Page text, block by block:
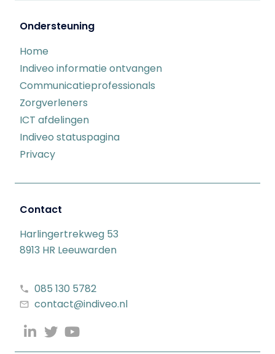
Ondersteuning
Home
Indiveo informatie ontvangen
Communicatieprofessionals
Zorgverleners
ICT afdelingen
Indiveo statuspagina
Privacy
Contact
Harlingertrekweg 53
8913 HR Leeuwarden
085 130 5782
contact@indiveo.nl